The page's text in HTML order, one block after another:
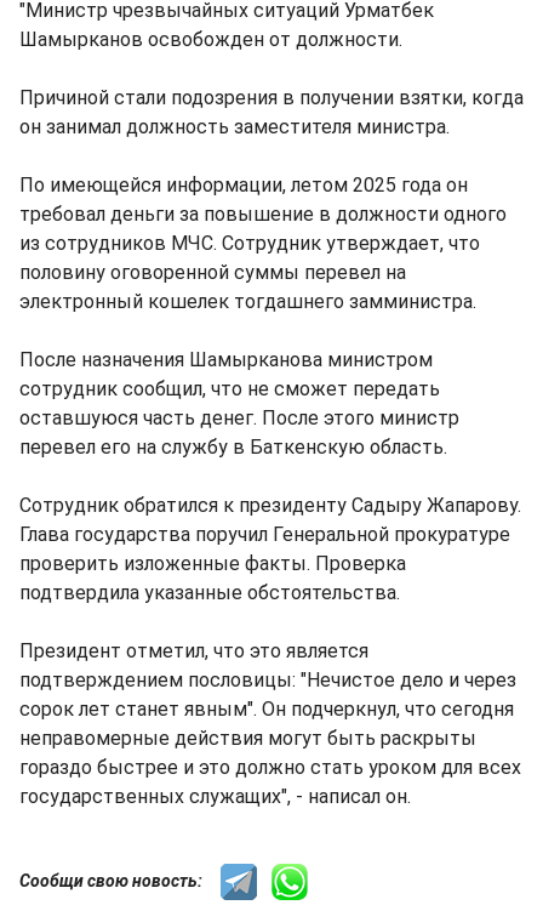
"Министр чрезвычайных ситуаций Урматбек
Шамырканов освобожден от должности.
Причиной стали подозрения в получении взятки, когда
он занимал должность заместителя министра.
По имеющейся информации, летом 2025 года он
требовал деньги за повышение в должности одного
из сотрудников МЧС. Сотрудник утверждает, что
половину оговоренной суммы перевел на
электронный кошелек тогдашнего замминистра.
После назначения Шамырканова министром
сотрудник сообщил, что не сможет передать
оставшуюся часть денег. После этого министр
перевел его на службу в Баткенскую область.
Сотрудник обратился к президенту Садыру Жапарову.
Глава государства поручил Генеральной прокуратуре
проверить изложенные факты. Проверка
подтвердила указанные обстоятельства.
Президент отметил, что это является
подтверждением пословицы: "Нечистое дело и через
сорок лет станет явным". Он подчеркнул, что сегодня
неправомерные действия могут быть раскрыты
гораздо быстрее и это должно стать уроком для всех
государственных служащих", - написал он.
Сообщи свою новость: